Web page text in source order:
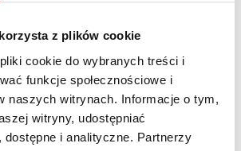
z plików cookie
cookie do wybranych treści i
funkcje społecznościowe i
naszych witrynach. Informacje o tym,
witryny, udostępniać
dostępne i analityczne. Partnerzy
o szczegóły oferty
*